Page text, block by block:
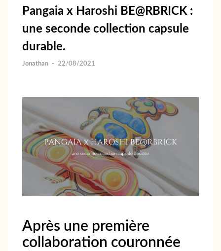
Pangaia x Haroshi BE@RBRICK :
une seconde collection capsule
durable.
Jonathan - 22/08/2021
Après une première
collaboration couronnée